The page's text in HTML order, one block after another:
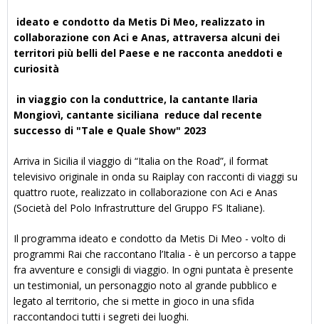
ideato e condotto da Metis Di Meo, realizzato in
collaborazione con Aci e Anas, attraversa alcuni dei
territori più belli del Paese e ne racconta aneddoti e
curiosità
in viaggio con la conduttrice, la cantante Ilaria
Mongiovì, cantante siciliana reduce dal recente
successo di "Tale e Quale Show" 2023
Arriva in Sicilia il viaggio di “Italia on the Road”, il format
televisivo originale in onda su Raiplay con racconti di viaggi su
quattro ruote, realizzato in collaborazione con Aci e Anas
(Società del Polo Infrastrutture del Gruppo FS Italiane).
Il programma ideato e condotto da Metis Di Meo - volto di
programmi Rai che raccontano l’Italia - è un percorso a tappe
fra avventure e consigli di viaggio. In ogni puntata è presente
un testimonial, un personaggio noto al grande pubblico e
legato al territorio, che si mette in gioco in una sfida
raccontandoci tutti i segreti dei luoghi.